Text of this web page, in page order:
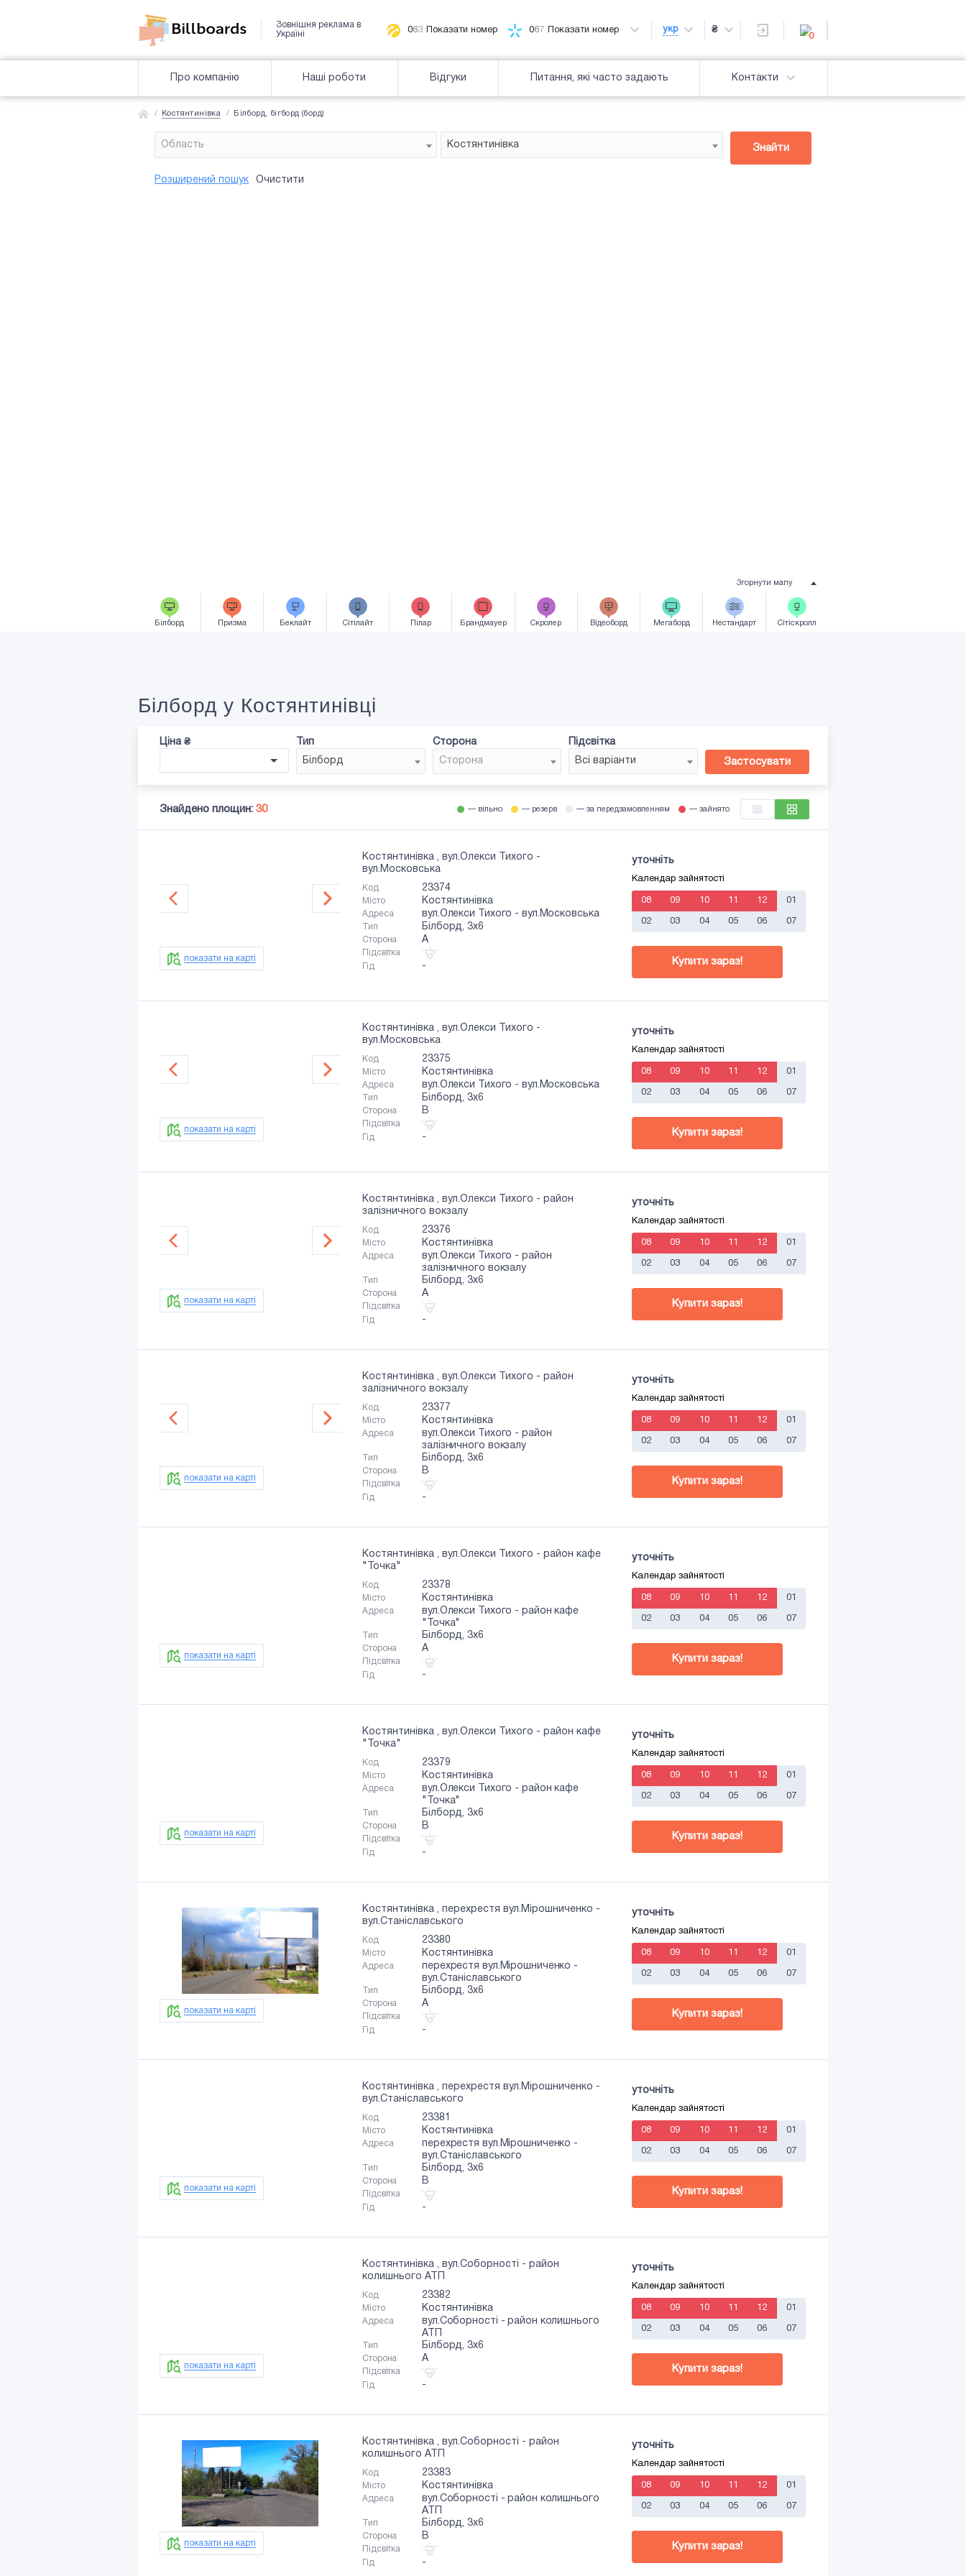
Зовнішня реклама в
Україні
063 Показати номер 067 Показати номер укр ₴
0
Про компанію Наші роботи Відгуки Питання, які часто задають Контакти
Костянтинівка Білборд, бігборд (борд)
Область Костянтинівка
Район
Сторона
Усi Усi
Розширений пошук Очистити
Знайти
Згорнути мапу
Білборд Призма Беклайт Сiтiлайт Пілар Брандмауер Скролер Відеоборд Мегаборд Нестандарт Сiтicкролл
Білборд у Костянтинівці
Ціна ₴
Тип
Білборд
Сторона
Сторона
Підсвітка
Всі варіанти
Застосувати
Знайдено площин: 30 — вільно — резерв — за передзамовленням — зайнято
показати на карті
Костянтинівка , вул.Олекси Тихого -
вул.Московська
Код 23374
Місто Костянтинівка
Адреса вул.Олекси Тихого - вул.Московська
Тип Білборд, 3х6
Сторона A
Підсвітка
Гід
-
уточніть
Календар зайнятості
08 09 10 11 12 01
02 03 04 05 06 07
Купити зараз!
показати на карті
Костянтинівка , вул.Олекси Тихого -
вул.Московська
Код 23375
Місто Костянтинівка
Адреса вул.Олекси Тихого - вул.Московська
Тип Білборд, 3х6
Сторона B
Підсвітка
Гід
-
уточніть
Календар зайнятості
08 09 10 11 12 01
02 03 04 05 06 07
Купити зараз!
показати на карті
Костянтинівка , вул.Олекси Тихого - район
залізничного вокзалу
Код 23376
Місто Костянтинівка
Адреса
вул.Олекси Тихого - район
залізничного вокзалу
Тип Білборд, 3х6
Сторона A
Підсвітка
Гід
-
уточніть
Календар зайнятості
08 09 10 11 12 01
02 03 04 05 06 07
Купити зараз!
показати на карті
Костянтинівка , вул.Олекси Тихого - район
залізничного вокзалу
Код 23377
Місто Костянтинівка
Адреса
вул.Олекси Тихого - район
залізничного вокзалу
Тип Білборд, 3х6
Сторона B
Підсвітка
Гід
-
уточніть
Календар зайнятості
08 09 10 11 12 01
02 03 04 05 06 07
Купити зараз!
показати на карті
Костянтинівка , вул.Олекси Тихого - район кафе
"Точка"
Код 23378
Місто Костянтинівка
Адреса
вул.Олекси Тихого - район кафе
"Точка"
Тип Білборд, 3х6
Сторона A
Підсвітка
Гід
-
уточніть
Календар зайнятості
08 09 10 11 12 01
02 03 04 05 06 07
Купити зараз!
показати на карті
Костянтинівка , вул.Олекси Тихого - район кафе
"Точка"
Код 23379
Місто Костянтинівка
Адреса
вул.Олекси Тихого - район кафе
"Точка"
Тип Білборд, 3х6
Сторона B
Підсвітка
Гід
-
уточніть
Календар зайнятості
08 09 10 11 12 01
02 03 04 05 06 07
Купити зараз!
показати на карті
Костянтинівка , перехрестя вул.Мірошниченко -
вул.Станіславського
Код 23380
Місто Костянтинівка
Адреса
перехрестя вул.Мірошниченко -
вул.Станіславського
Тип Білборд, 3х6
Сторона A
Підсвітка
Гід
-
уточніть
Календар зайнятості
08 09 10 11 12 01
02 03 04 05 06 07
Купити зараз!
показати на карті
Костянтинівка , перехрестя вул.Мірошниченко -
вул.Станіславського
Код 23381
Місто Костянтинівка
Адреса
перехрестя вул.Мірошниченко -
вул.Станіславського
Тип Білборд, 3х6
Сторона B
Підсвітка
Гід
-
уточніть
Календар зайнятості
08 09 10 11 12 01
02 03 04 05 06 07
Купити зараз!
показати на карті
Костянтинівка , вул.Соборності - район
колишнього АТП
Код 23382
Місто Костянтинівка
Адреса
вул.Соборності - район колишнього
АТП
Тип Білборд, 3х6
Сторона A
Підсвітка
Гід
-
уточніть
Календар зайнятості
08 09 10 11 12 01
02 03 04 05 06 07
Купити зараз!
показати на карті
Костянтинівка , вул.Соборності - район
колишнього АТП
Код 23383
Місто Костянтинівка
Адреса
вул.Соборності - район колишнього
АТП
Тип Білборд, 3х6
Сторона B
Підсвітка
Гід
-
уточніть
Календар зайнятості
08 09 10 11 12 01
02 03 04 05 06 07
Купити зараз!